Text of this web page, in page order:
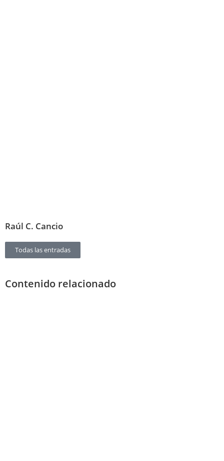
Raúl C. Cancio
Todas las entradas
Contenido relacionado